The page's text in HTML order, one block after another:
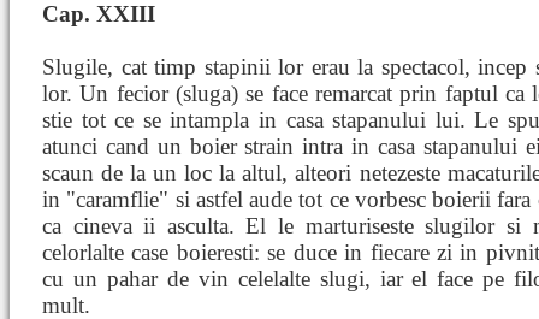
Cap. XXIII
Slugile, cat timp stapinii lor erau la spectacol, incep
lor. Un fecior (sluga) se face remarcat prin faptul ca
stie tot ce se intampla in casa stapanului lui. Le
atunci cand un boier strain intra in casa stapanului
scaun de la un loc la altul, alteori netezeste
in "caramflie" si astfel aude tot ce vorbesc boierii fara
ca cineva ii asculta. El le marturiseste slugilor si
celorlalte case boieresti: se duce in fiecare zi in
cu un pahar de vin celelalte slugi, iar el face pe
mult.